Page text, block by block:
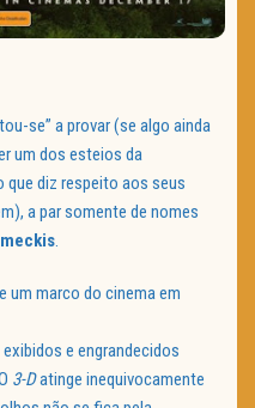
se” a provar (se algo ainda
um dos esteios da
diz respeito aos seus
a par somente de nomes
.
um marco do cinema em
e engrandecidos
3-Datinge inequivocamente